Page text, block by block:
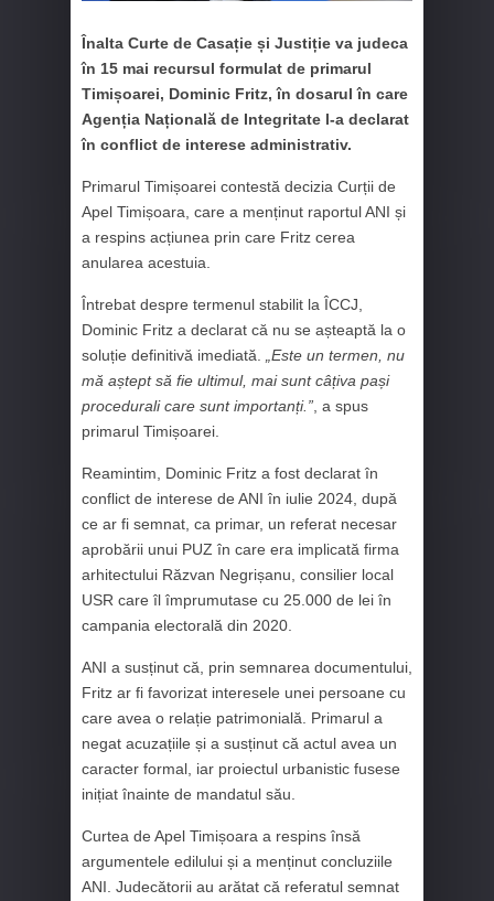
Înalta Curte de Casație și Justiție va judeca
în 15 mai recursul formulat de primarul
Timișoarei, Dominic Fritz, în dosarul în care
Agenția Națională de Integritate l-a declarat
în conflict de interese administrativ.
Primarul Timișoarei contestă decizia Curții de
Apel Timișoara, care a menținut raportul ANI și
a respins acțiunea prin care Fritz cerea
anularea acestuia.
Întrebat despre termenul stabilit la ÎCCJ,
Dominic Fritz a declarat că nu se așteaptă la o
soluție definitivă imediată.
„Este un termen, nu
mă aștept să fie ultimul, mai sunt câțiva pași
procedurali care sunt importanți.” , a spus
primarul Timișoarei.
Reamintim, Dominic Fritz a fost declarat în
conflict de interese de ANI în iulie 2024, după
ce ar fi semnat, ca primar, un referat necesar
aprobării unui PUZ în care era implicată firma
arhitectului Răzvan Negrișanu, consilier local
USR care îl împrumutase cu 25.000 de lei în
campania electorală din 2020.
ANI a susținut că, prin semnarea documentului,
Fritz ar fi favorizat interesele unei persoane cu
care avea o relație patrimonială. Primarul a
negat acuzațiile și a susținut că actul avea un
caracter formal, iar proiectul urbanistic fusese
inițiat înainte de mandatul său.
Curtea de Apel Timișoara a respins însă
argumentele edilului și a menținut concluziile
ANI. Judecătorii au arătat că referatul semnat